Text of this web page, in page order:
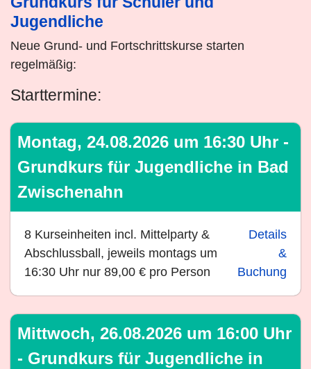
Jugendliche
Neue Grund- und Fortschrittskurse starten
regelmäßig:
Starttermine:
Montag, 24.08.2026 um 16:30 Uhr -
Grundkurs für Jugendliche in Bad
Zwischenahn
8 Kurseinheiten incl. Mittelparty &
Abschlussball, jeweils montags um
16:30 Uhr nur 89,00 € pro Person
Details
&
Buchung
Mittwoch, 26.08.2026 um 16:00 Uhr
- Grundkurs für Jugendliche in